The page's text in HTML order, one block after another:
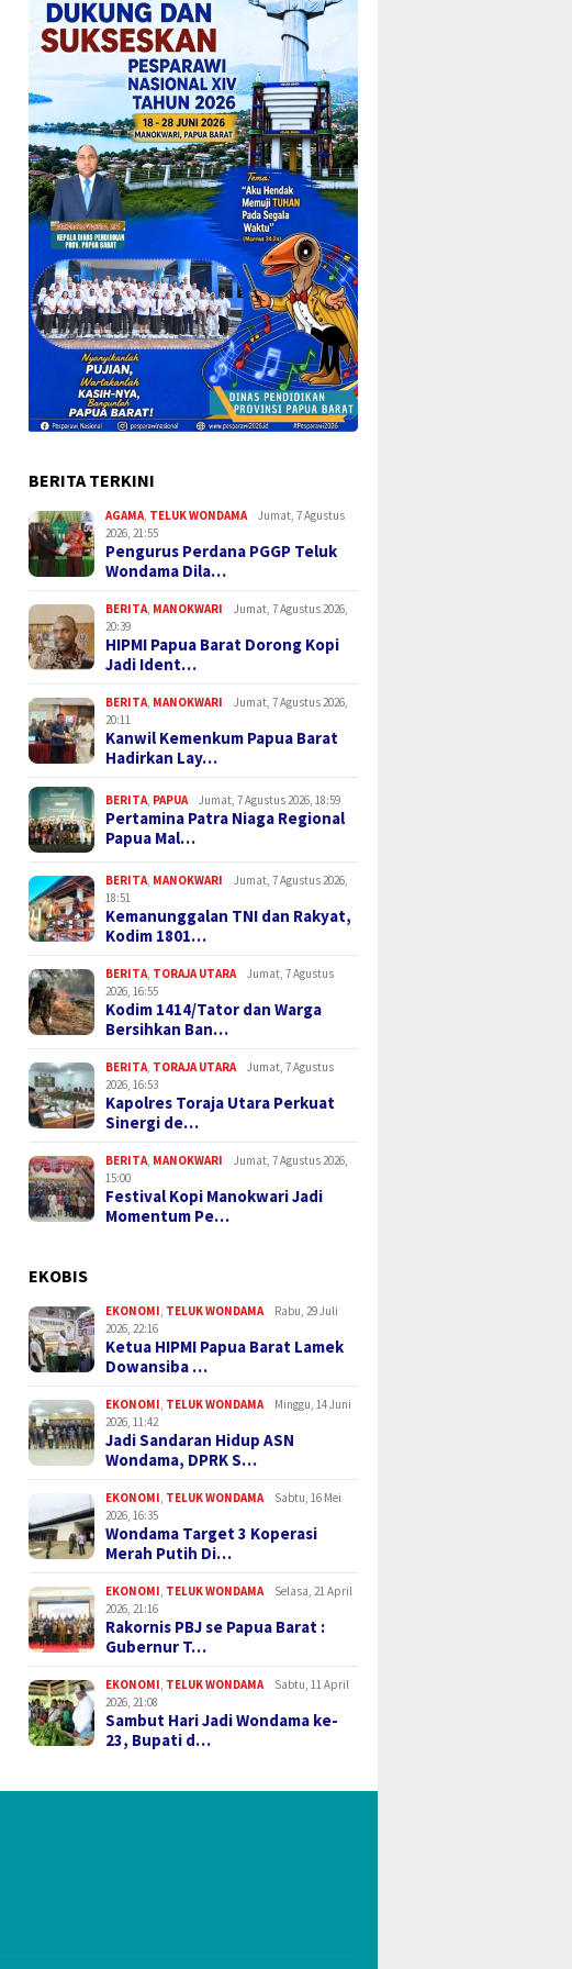
BERITA TERKINI
AGAMA TELUK WONDAMA
Jumat, 7 Agustus
2026, 21:55
Pengurus Perdana PGGP Teluk
Wondama Dila…
BERITA MANOKWARI
Jumat, 7 Agustus 2026,
20:39
HIPMI Papua Barat Dorong Kopi
Jadi Ident…
BERITA MANOKWARI
Jumat, 7 Agustus 2026,
20:11
Kanwil Kemenkum Papua Barat
Hadirkan Lay…
BERITA PAPUA Jumat, 7 Agustus 2026, 18:59
Pertamina Patra Niaga Regional
Papua Mal…
BERITA MANOKWARI
Jumat, 7 Agustus 2026,
18:51
Kemanunggalan TNI dan Rakyat,
Kodim 1801…
BERITA TORAJA UTARA
Jumat, 7 Agustus
2026, 16:55
Kodim 1414/Tator dan Warga
Bersihkan Ban…
BERITA TORAJA UTARA
Jumat, 7 Agustus
2026, 16:53
Kapolres Toraja Utara Perkuat
Sinergi de…
BERITA MANOKWARI
Jumat, 7 Agustus 2026,
15:00
Festival Kopi Manokwari Jadi
Momentum Pe…
EKOBIS
EKONOMI TELUK WONDAMA
Rabu, 29 Juli
2026, 22:16
Ketua HIPMI Papua Barat Lamek
Dowansiba …
EKONOMI TELUK WONDAMA
Minggu, 14 Juni
2026, 11:42
Jadi Sandaran Hidup ASN
Wondama, DPRK S…
EKONOMI TELUK WONDAMA
Sabtu, 16 Mei
2026, 16:35
Wondama Target 3 Koperasi
Merah Putih Di…
EKONOMI TELUK WONDAMA
Selasa, 21 April
2026, 21:16
Rakornis PBJ se Papua Barat :
Gubernur T…
EKONOMI TELUK WONDAMA
Sabtu, 11 April
2026, 21:08
Sambut Hari Jadi Wondama ke-
23, Bupati d…